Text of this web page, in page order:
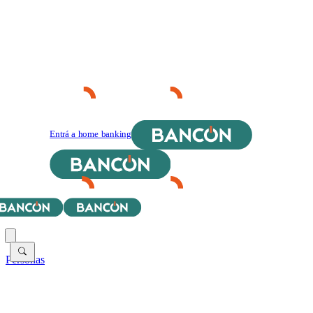
Entrá a home banking
Personas